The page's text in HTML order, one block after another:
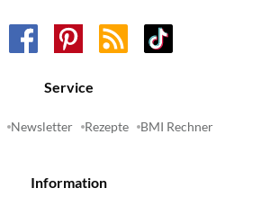
Service
Newsletter Rezepte BMI Rechner
Information